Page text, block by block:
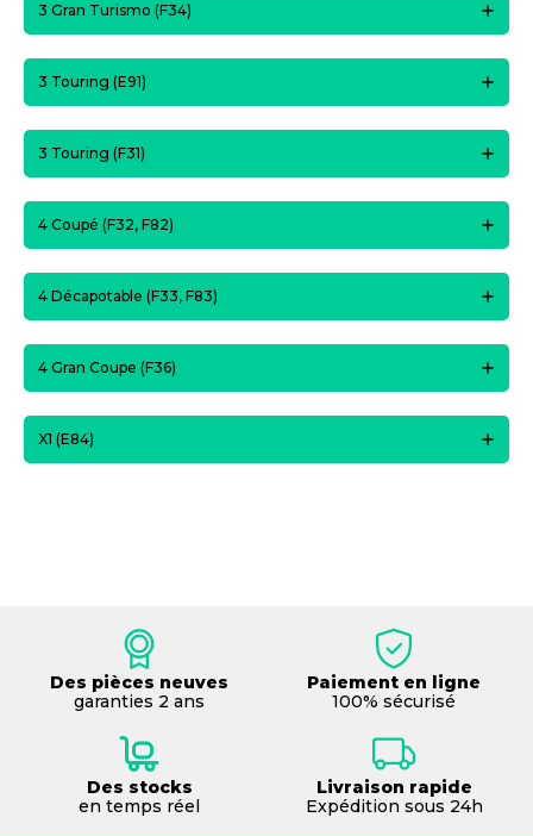
3 Gran Turismo (F34)
3 Touring (E91)
3 Touring (F31)
4 Coupé (F32, F82)
4 Décapotable (F33, F83)
4 Gran Coupe (F36)
X1 (E84)
Des pièces neuves
garanties 2 ans
Paiement en ligne
100% sécurisé
Des stocks
en temps réel
Livraison rapide
Expédition sous 24h